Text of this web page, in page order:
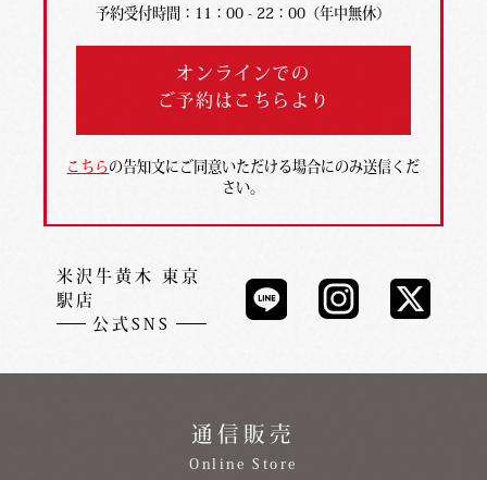
予約受付時間：11：00 - 22：00（年中無休）
オンラインでの
ご予約はこちらより
こちら の告知文にご同意いただける場合にのみ送信くだ
さい。
米沢牛黄木 東京
駅店
公式SNS
通信販売
Online Store